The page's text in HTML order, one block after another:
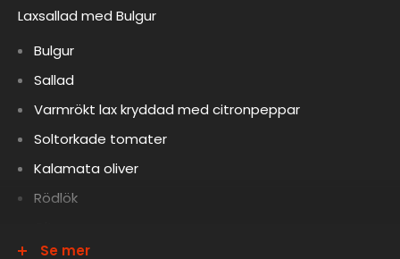
Laxsallad med Bulgur
Bulgur
Sallad
Varmrökt lax kryddad med citronpeppar
Soltorkade tomater
Kalamata oliver
Rödlök
Se mer